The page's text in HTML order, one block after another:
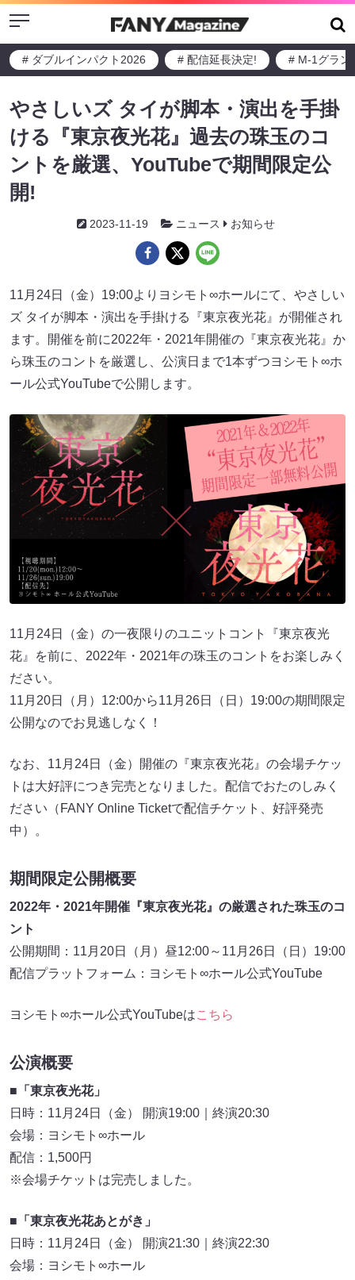
Menu
# ダブルインパクト2026 # 配信延長決定! # M-1グラン
やさしいズ タイが脚本・演出を手掛
ける『東京夜光花』過去の珠玉のコ
ントを厳選、YouTubeで期間限定公
開!
2023-11-19 ニュース お知らせ
11月24日（金）19:00よりヨシモト∞ホールにて、やさしい
ズ タイが脚本・演出を手掛ける『東京夜光花』が開催され
ます。開催を前に2022年・2021年開催の『東京夜光花』か
ら珠玉のコントを厳選し、公演日まで1本ずつヨシモト∞ホ
ール公式YouTubeで公開します。
11月24日（金）の一夜限りのユニットコント『東京夜光
花』を前に、2022年・2021年の珠玉のコントをお楽しみく
ださい。
11月20日（月）12:00から11月26日（日）19:00の期間限定
公開なのでお見逃しなく！
なお、11月24日（金）開催の『東京夜光花』の会場チケッ
トは大好評につき完売となりました。配信でおたのしみく
ださい（FANY Online Ticketで配信チケット、好評発売
中）。
期間限定公開概要
2022年・2021年開催『東京夜光花』の厳選された珠玉のコ
ント
公開期間：11月20日（月）昼12:00～11月26日（日）19:00
配信プラットフォーム：ヨシモト∞ホール公式YouTube
ヨシモト∞ホール公式YouTubeはこちら
公演概要
■「東京夜光花」
日時：11月24日（金） 開演19:00｜終演20:30
会場：ヨシモト∞ホール
配信：1,500円
※会場チケットは完売しました。
■「東京夜光花あとがき」
日時：11月24日（金） 開演21:30｜終演22:30
会場：ヨシモト∞ホール